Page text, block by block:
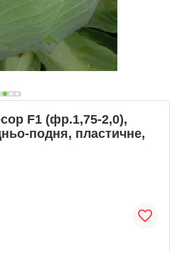
F1 (фр.1,75-2,0),
подня, пластичне,